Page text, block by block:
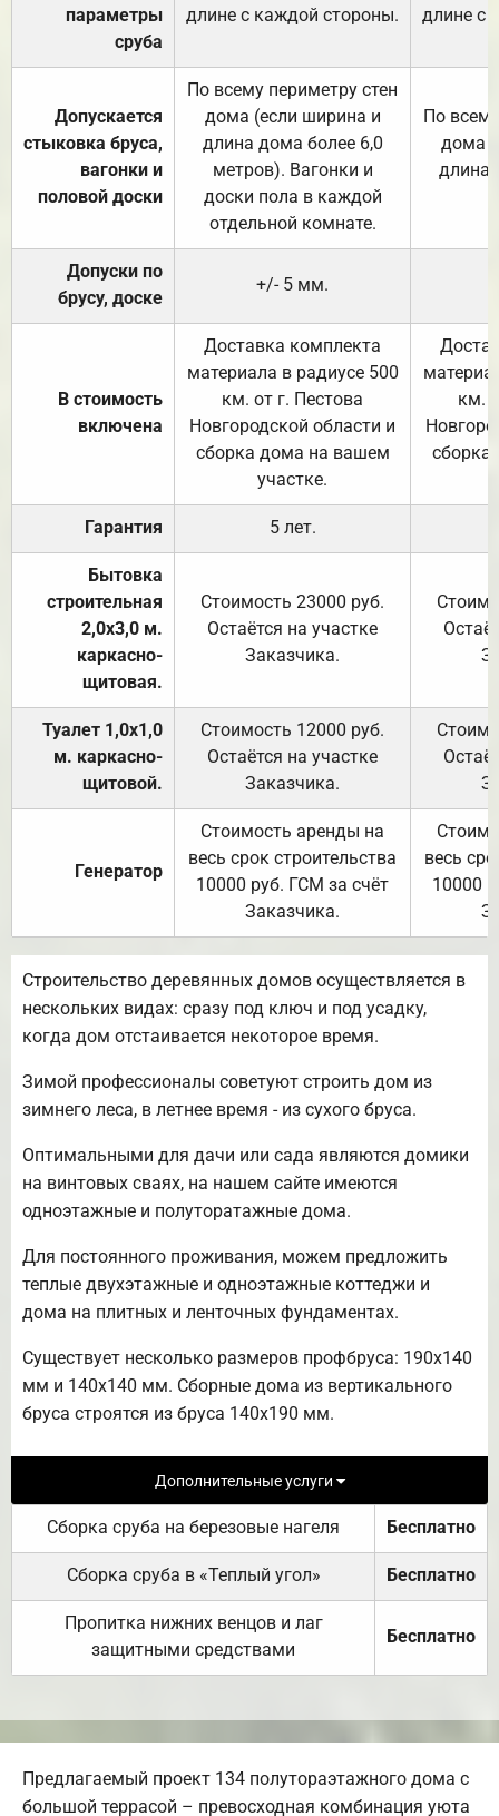
параметры
сруба
длине с каждой стороны.
длине с
Допускается
стыковка бруса,
вагонки и
половой доски
По всему периметру стен
дома (если ширина и
длина дома более 6,0
метров). Вагонки и
доски пола в каждой
отдельной комнате.
По
дома
длина
Допуски по
брусу, доске
+/- 5 мм.
В стоимость
включена
Доставка комплекта
материала в радиусе 500
км. от г. Пестова
Новгородской области и
сборка дома на вашем
участке.
км.
Гарантия 5 лет.
Бытовка
строительная
2,0х3,0 м.
каркасно-
щитовая.
Стоимость 23000 руб.
Остаётся на участке
Заказчика.
Туалет 1,0х1,0
м. каркасно-
щитовой.
Стоимость 12000 руб.
Остаётся на участке
Заказчика.
Генератор
Стоимость аренды на
весь срок строительства
10000 руб. ГСМ за счёт
Заказчика.
весь
10000
Строительство деревянных домов осуществляется в
нескольких видах: сразу под ключ и под усадку,
когда дом отстаивается некоторое время.
Зимой профессионалы советуют строить дом из
зимнего леса, в летнее время - из сухого бруса.
Оптимальными для дачи или сада являются домики
на винтовых сваях, на нашем сайте имеются
одноэтажные и полуторатажные дома.
Для постоянного проживания, можем предложить
теплые двухэтажные и одноэтажные коттеджи и
дома на плитных и ленточных фундаментах.
Существует несколько размеров профбруса: 190х140
мм и 140х140 мм. Сборные дома из вертикального
бруса строятся из бруса 140х190 мм.
Дополнительные услуги
Сборка сруба на березовые нагеля Бесплатно
Сборка сруба в «Теплый угол» Бесплатно
Пропитка нижних венцов и лаг
защитными средствами
Бесплатно
Предлагаемый проект 134 полутораэтажного дома с
большой террасой – превосходная комбинация уюта